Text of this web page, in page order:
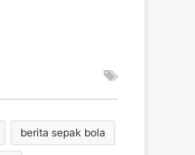
berita sepak bola